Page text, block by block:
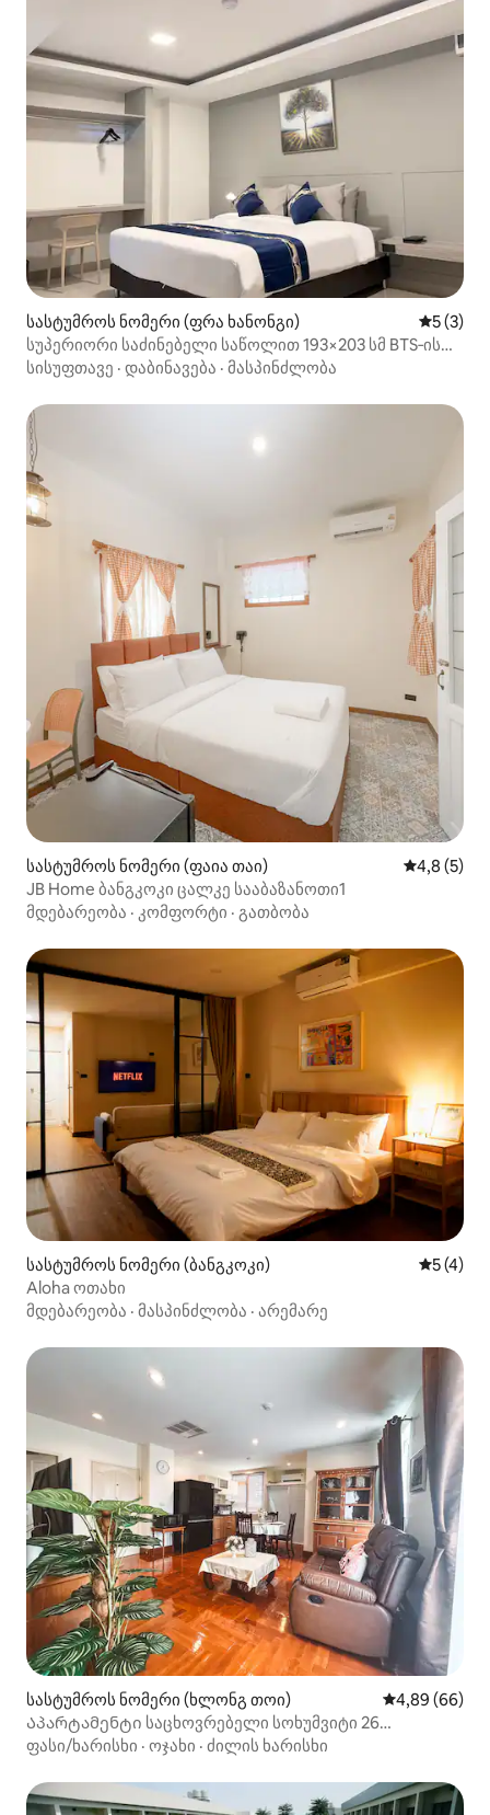
სასტუმროს ნომერი (ფრა ხანონგი)
5 (3)
სუპერიორი საძინებელი საწოლით 193×203 სმ BTS‑ის
მახლობლად | სუხუმვიტი, ბანგკოკი
სისუფთავე · დაბინავება · მასპინძლობა
სასტუმროს ნომერი (ფაია თაი) საშუალო
4,8 (5)
JB Home ბანგკოკი ცალკე სააბაზანოთი1
მდებარეობა · კომფორტი · გათბობა
სასტუმროს ნომერი (ბანგკოკი)
5 (4)
Aloha ოთახი
მდებარეობა · მასპინძლობა · არემარე
სასტუმროს ნომერი (ხლონგ თოი) საშუალო
4,89 (66)
Აპარტამენტი საცხოვრებელი სოხუმვიტი 26
Phrompong BTS 333
ფასი/ხარისხი · ოჯახი · ძილის ხარისხი